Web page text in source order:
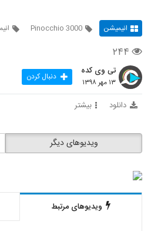
انیمیشن Pinocchio 3000
۲۴۴
تی وی کده
۱۳ مهر ۱۳۹۸ دنبال کردن
دانلود بیشتر
ویدیوهای دیگر
ویدیوهای مرتبط